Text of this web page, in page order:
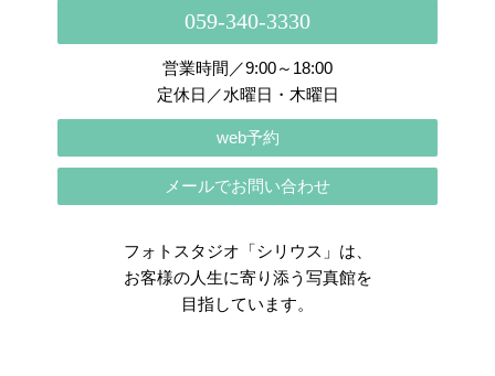
059-340-3330
営業時間／9:00～18:00
定休日／水曜日・木曜日
web予約
メールでお問い合わせ
フォトスタジオ「シリウス」は、
お客様の人生に寄り添う写真館を
目指しています。